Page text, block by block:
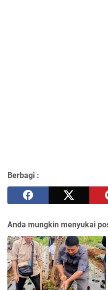
Berbagi :
Anda mungkin menyukai